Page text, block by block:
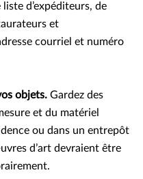
liste d’expéditeurs, de
et
courriel et numéro
objets. Gardez des
et du matériel
ou dans un entrepôt
d’art devraient être